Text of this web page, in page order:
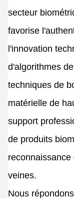
secteur
favorise
l'innovation
d'algorithmes
techniques de
matérielle de
support
de produits
veines.
Nous